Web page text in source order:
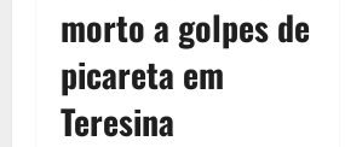
morto a golpes de
picareta em
Teresina